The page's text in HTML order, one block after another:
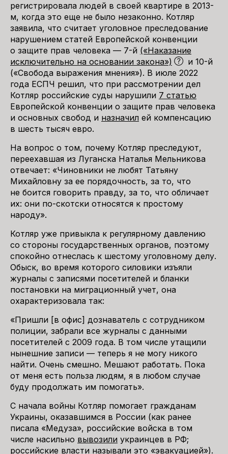
регистрировала людей в своей квартире в 2013-
м, когда это еще не было незаконно. Котляр
заявила, что считает уголовное преследование
нарушением статей Европейской конвенции
о защите прав человека — 7-й («Наказание
исключительно на основании закона»)
и 10-й
(«Свобода выражения мнения»). В июле 2022
года ЕСПЧ решил, что при рассмотрении дел
Котляр российские суды нарушили 7 статью
Европейской конвенции о защите прав человека
и основных свобод и назначил ей компенсацию
в шесть тысяч евро.
На вопрос о том, почему Котляр преследуют,
переехавшая из Луганска Наталья Мельникова
отвечает: «Чиновники не любят Татьяну
Михайловну за ее порядочность, за то, что
не боится говорить правду, за то, что обличает
их: они по-скотски относятся к простому
народу».
Котляр уже привыкла к регулярному давлению
со стороны государственных органов, поэтому
спокойно отнеслась к шестому уголовному делу.
Обыск, во время которого силовики изъяли
журналы с записями посетителей и бланки
постановки на миграционный учет, она
охарактеризовала так:
«Пришли [в офис] дознаватель с сотрудником
полиции, забрали все журналы с данными
посетителей с 2009 года. В том числе утащили
нынешние записи — теперь я не могу никого
найти. Очень смешно. Мешают работать. Пока
от меня есть польза людям, я в любом случае
буду продолжать им помогать».
С начала войны Котляр помогает гражданам
Украины, оказавшимся в России (как ранее
писала «Медуза», российские войска в том
числе насильно вывозили украинцев в РФ;
российские власти называли это «эвакуацией»).